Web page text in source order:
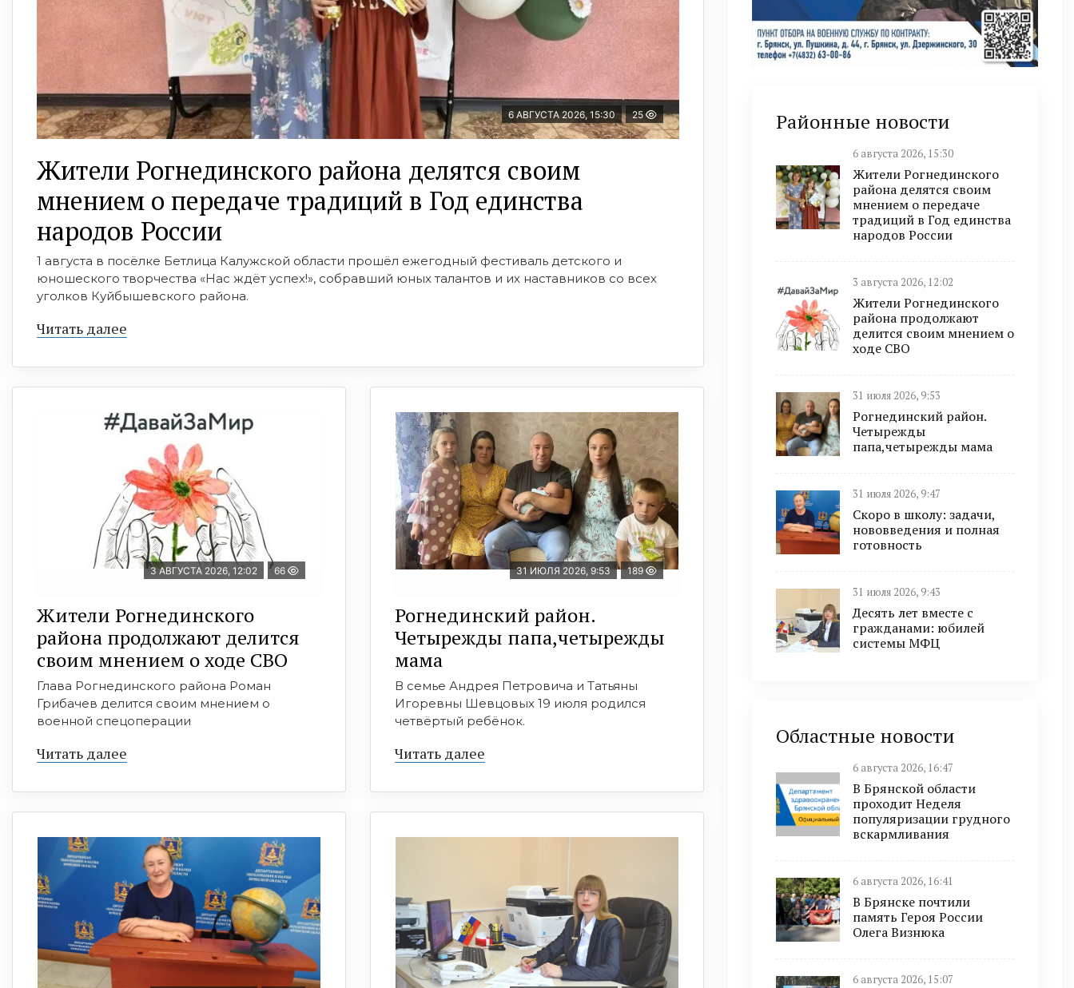
6 АВГУСТА 2026, 15:30 25
Жители Рогнединского района делятся своим
мнением о передаче традиций в Год единства
народов России
1 августа в посёлке Бетлица Калужской области прошёл ежегодный фестиваль детского и
юношеского творчества «Нас ждёт успех!», собравший юных талантов и их наставников со всех
уголков Куйбышевского района.
Читать далее
3 АВГУСТА 2026, 12:02 66
Жители Рогнединского
района продолжают делится
своим мнением о ходе СВО
Глава Рогнединского района Роман
Грибачев делится своим мнением о
военной спецоперации
Читать далее
31 ИЮЛЯ 2026, 9:53 189
Рогнединский район.
Четырежды папа,четырежды
мама
В семье Андрея Петровича и Татьяны
Игоревны Шевцовых 19 июля родился
четвёртый ребёнок.
Читать далее
Районные новости
6 августа 2026, 15:30
Жители Рогнединского
района делятся своим
мнением о передаче
традиций в Год единства
народов России
3 августа 2026, 12:02
Жители Рогнединского
района продолжают
делится своим мнением о
ходе СВО
31 июля 2026, 9:53
Рогнединский район.
Четырежды
папа,четырежды мама
31 июля 2026, 9:47
Скоро в школу: задачи,
нововведения и полная
готовность
31 июля 2026, 9:43
Десять лет вместе с
гражданами: юбилей
системы МФЦ
Областные новости
6 августа 2026, 16:47
В Брянской области
проходит Неделя
популяризации грудного
вскармливания
6 августа 2026, 16:41
В Брянске почтили
память Героя России
Олега Визнюка
6 августа 2026, 15:07